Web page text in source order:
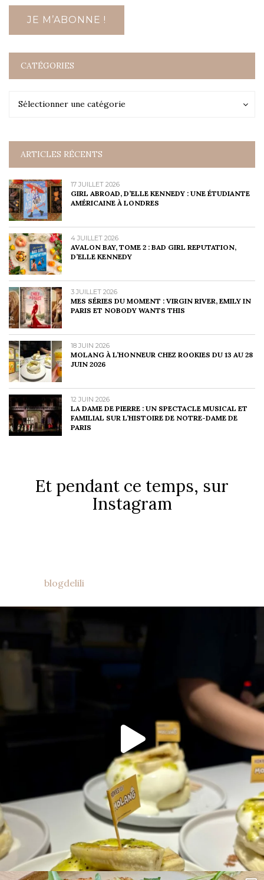
CATÉGORIES
Sélectionner une catégorie
Catégories
ARTICLES RÉCENTS
17 JUILLET 2026
GIRL ABROAD, D’ELLE KENNEDY : UNE ÉTUDIANTE
AMÉRICAINE À LONDRES
4 JUILLET 2026
AVALON BAY, TOME 2 : BAD GIRL REPUTATION,
D’ELLE KENNEDY
3 JUILLET 2026
MES SÉRIES DU MOMENT : VIRGIN RIVER, EMILY IN
PARIS ET NOBODY WANTS THIS
18 JUIN 2026
MOLANG À L’HONNEUR CHEZ ROOKIES DU 13 AU 28
JUIN 2026
12 JUIN 2026
LA DAME DE PIERRE : UN SPECTACLE MUSICAL ET
FAMILIAL SUR L’HISTOIRE DE NOTRE-DAME DE
PARIS
Et pendant ce temps, sur
Instagram
blogdelili